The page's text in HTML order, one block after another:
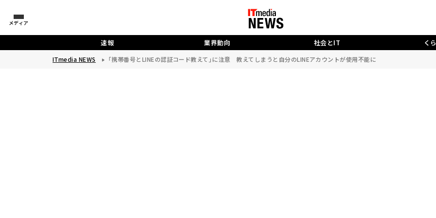
メディア
速報 業界動向 社会とIT く
ITmedia NEWS 「携帯番号とLINEの認証コード教えて」に注意 教えてしまうと自分のLINEアカウントが使用不能に